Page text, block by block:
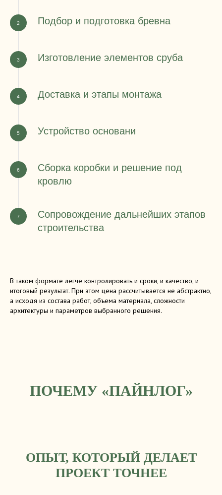
Подбор и подготовка бревна
Изготовление элементов сруба
Доставка и этапы монтажа
Устройство основани
Сборка коробки и решение под
кровлю
Сопровождение дальнейших этапов
строительства
В таком формате легче контролировать и сроки, и качество, и
итоговый результат. При этом цена рассчитывается не абстрактно,
а исходя из состава работ, объема материала, сложности
архитектуры и параметров выбранного решения.
ПОЧЕМУ «ПАЙНЛОГ»
ОПЫТ, КОТОРЫЙ ДЕЛАЕТ
ПРОЕКТ ТОЧНЕЕ